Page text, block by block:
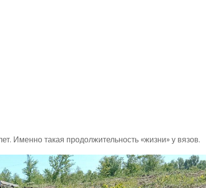
Именно такая продолжительность «жизни» у вязов.